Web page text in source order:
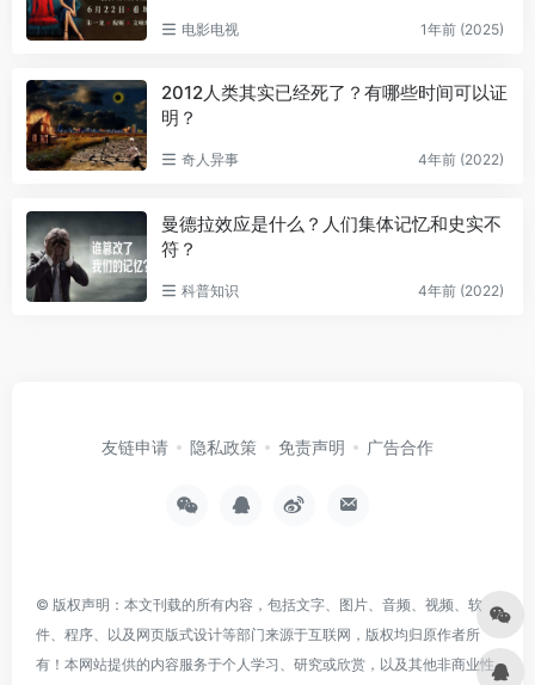
电影电视 1年前 (2025)
2012人类其实已经死了？有哪些时间可以证
明？
奇人异事 4年前 (2022)
曼德拉效应是什么？人们集体记忆和史实不
符？
科普知识 4年前 (2022)
友链申请 隐私政策 免责声明 广告合作
© 版权声明：本文刊载的所有内容，包括文字、图片、音频、视频、软
件、程序、以及网页版式设计等部门来源于互联网，版权均归原作者所
有！本网站提供的内容服务于个人学习、研究或欣赏，以及其他非商业性